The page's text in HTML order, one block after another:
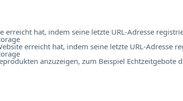
erreicht hat, indem seine letzte URL-Adresse
erreicht hat, indem seine letzte URL-Adresse
anzuzeigen, zum Beispiel Echtzeitgebote